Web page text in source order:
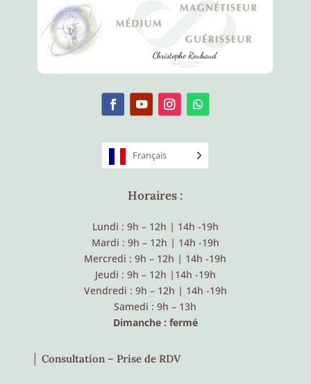
Français
Horaires :
Lundi : 9h – 12h | 14h -19h
Mardi : 9h – 12h | 14h -19h
Mercredi : 9h – 12h | 14h -19h
Jeudi : 9h – 12h | 14h -19h
Vendredi : 9h – 12h | 14h -19h
Samedi : 9h – 13h
Dimanche : fermé
│ Consultation – Prise de RDV